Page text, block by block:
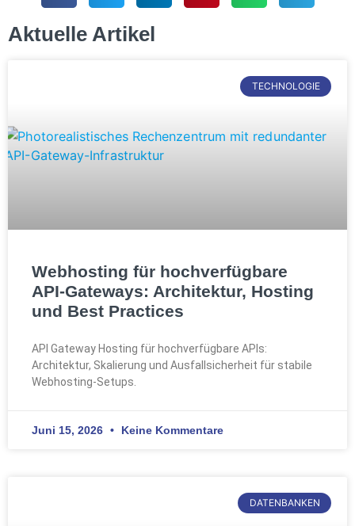
Aktuelle Artikel
TECHNOLOGIE
Webhosting für hochverfügbare
API-Gateways: Architektur, Hosting
und Best Practices
API Gateway Hosting für hochverfügbare APIs:
Architektur, Skalierung und Ausfallsicherheit für stabile
Webhosting-Setups.
Juni 15, 2026 Keine Kommentare
DATENBANKEN